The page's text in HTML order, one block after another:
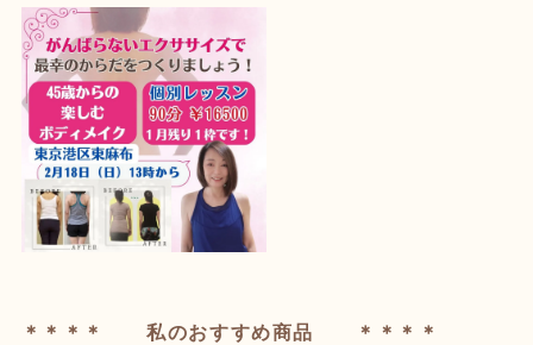
＊＊＊＊ 私のおすすめ商品 ＊＊＊＊